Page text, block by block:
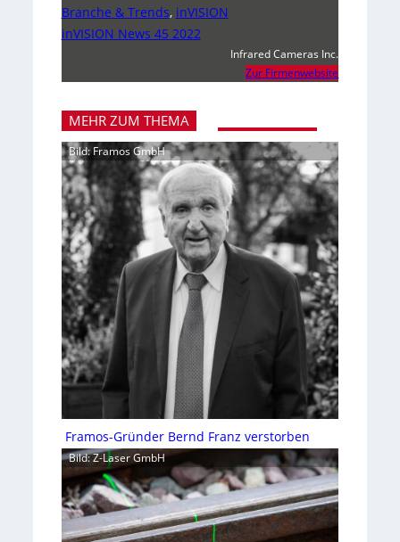
Branche & Trends, inVISION
inVISION News 45 2022
Infrared Cameras Inc.
Zur Firmenwebsite
MEHR ZUM THEMA
Bild: Framos GmbH
Framos-Gründer Bernd Franz verstorben
Bild: Z-Laser GmbH